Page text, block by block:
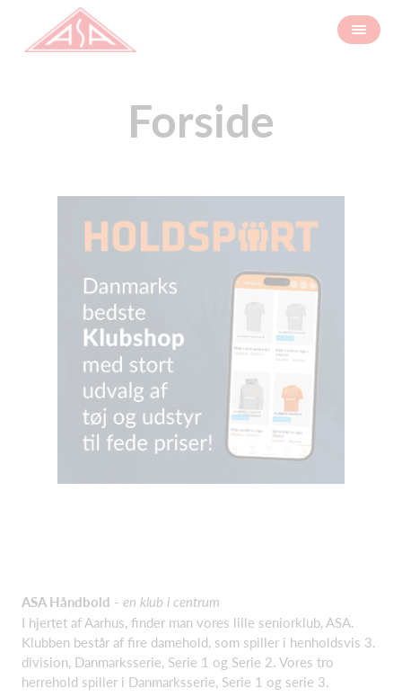
Forside
ASA Håndbold - en klub i centrum
I hjertet af Aarhus, finder man vores lille seniorklub, ASA.
Klubben består af fire damehold, som spiller i henholdsvis 3.
division, Danmarksserie, Serie 1 og Serie 2. Vores tro
herrehold spiller i Danmarksserie, Serie 1 og serie 3.